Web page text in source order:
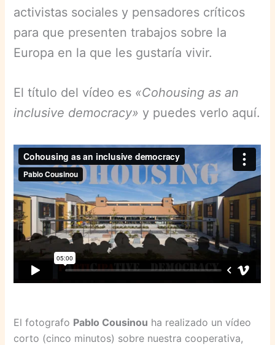
activistas sociales y pensadores críticos
para que presenten trabajos sobre la
Europa en la que les gustaría vivir.
El título del vídeo es «Cohousing as an
inclusive democracy» y puedes verlo aquí.
El fotografo Pablo Cousinou ha realizado un vídeo
corto (cinco minutos) sobre nuestra cooperativa,